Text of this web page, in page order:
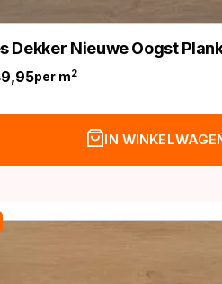
Dekker Nieuwe Oogst
per m2
IN